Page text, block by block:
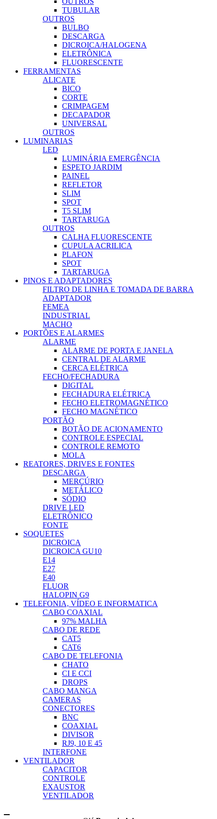
TUBULAR
OUTROS
BULBO
DESCARGA
DICROICA/HALOGENA
ELETRÔNICA
FLUORESCENTE
FERRAMENTAS
ALICATE
BICO
CORTE
CRIMPAGEM
DECAPADOR
UNIVERSAL
OUTROS
LUMINARIAS
LED
LUMINÁRIA EMERGÊNCIA
ESPETO JARDIM
PAINEL
REFLETOR
SLIM
SPOT
T5 SLIM
TARTARUGA
OUTROS
CALHA FLUORESCENTE
CUPULA ACRILICA
PLAFON
SPOT
TARTARUGA
PINOS E ADAPTADORES
FILTRO DE LINHA E TOMADA DE BARRA
ADAPTADOR
FEMEA
INDUSTRIAL
MACHO
PORTÕES E ALARMES
ALARME
ALARME DE PORTA E JANELA
CENTRAL DE ALARME
CERCA ELÉTRICA
FECHO/FECHADURA
DIGITAL
FECHADURA ELÉTRICA
FECHO ELETROMAGNÉTICO
FECHO MAGNÉTICO
PORTÃO
BOTÃO DE ACIONAMENTO
CONTROLE ESPECIAL
CONTROLE REMOTO
MOLA
REATORES, DRIVES E FONTES
DESCARGA
MERCÚRIO
METÁLICO
SÓDIO
DRIVE LED
ELETRÔNICO
FONTE
SOQUETES
DICROICA
DICROICA GU10
E14
E27
E40
FLUOR
HALOPIN G9
TELEFONIA, VÍDEO E INFORMATICA
CABO COAXIAL
97% MALHA
CABO DE REDE
CAT5
CAT6
CABO DE TELEFONIA
CHATO
CI E CCI
DROPS
CABO MANGA
CAMERAS
CONECTORES
BNC
COAXIAL
DIVISOR
RJ9, 10 E 45
INTERFONE
VENTILADOR
CAPACITOR
CONTROLE
EXAUSTOR
VENTILADOR